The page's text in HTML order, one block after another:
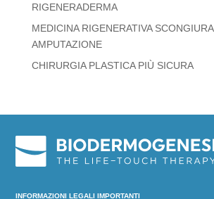
RIGENERADERMA
MEDICINA RIGENERATIVA SCONGIURA
AMPUTAZIONE
CHIRURGIA PLASTICA PIÙ SICURA
INFORMAZIONI LEGALI IMPORTANTI